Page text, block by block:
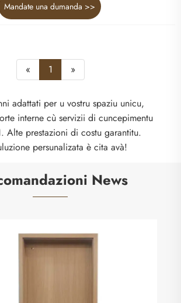
Mandate una dumanda >>
« 1 »
adattati per u vostru spaziu unicu,
interne cù servizii di cuncepimentu
Alte prestazioni di costu garantitu.
persunalizata è cita avà!
News